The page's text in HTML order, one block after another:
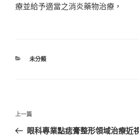
療並給予適當之消炎藥物治療，
分
未分類
文
上
一
上一篇
眼科專業點痣膏整形領域治療近